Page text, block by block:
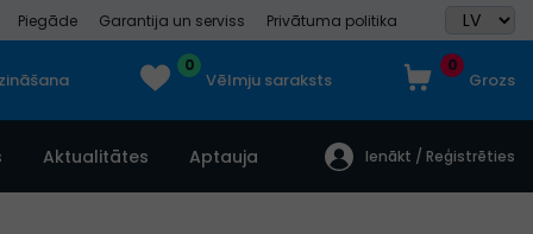
Piegāde Garantija un serviss Privātuma politika
0
Vēlmju saraksts
0
Grozs
Aktualitātes Aptauja Ienākt / Reģistrēties